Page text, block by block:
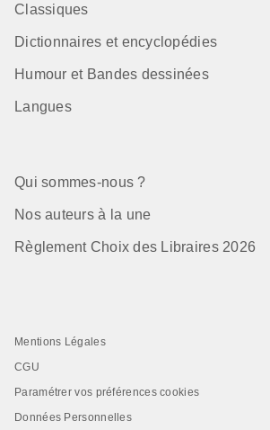
Classiques
Dictionnaires et encyclopédies
Humour et Bandes dessinées
Langues
Qui sommes-nous ?
Nos auteurs à la une
Règlement Choix des Libraires 2026
Mentions Légales
CGU
Paramétrer vos préférences cookies
Données Personnelles